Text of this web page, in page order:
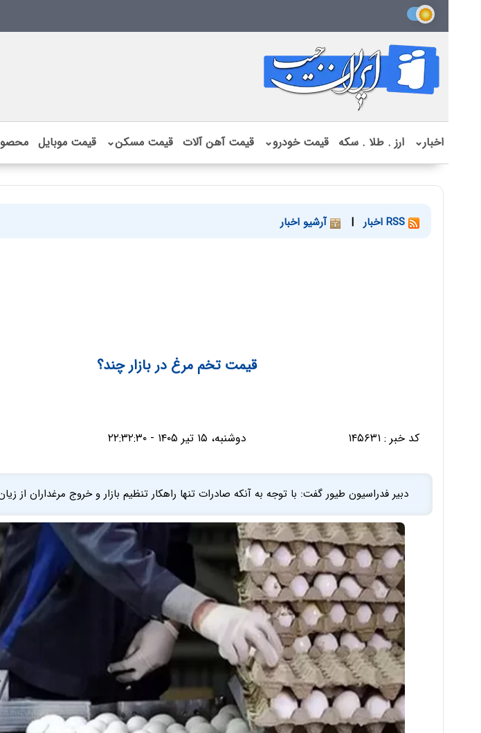
اخبار⌄ ارز . طلا . سکه قیمت خودرو⌄ قیمت آهن آلات قیمت مسکن⌄ قیمت موبایل
| آرشیو اخبار
قیمت تخم مرغ در بازار چند؟
کد خبر :۱۴۵۶۳۱ دوشنبه، ۱۵ تیر ۱۴۰۵ - ۲۲:۳۲:۳۰
دبیر فدراسیون طیور گفت: با توجه به آنکه صادرات تنها راهکار تنظیم بازار و خروج مرغداران از